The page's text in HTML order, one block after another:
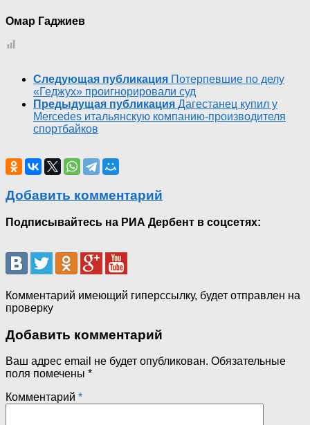
Омар Гаджиев
Следующая публикация Потерпевшие по делу
«Геджух» проигнорировали суд
Предыдущая публикация Дагестанец купил у
Mercedes итальянскую компанию-производителя
спортбайков
Добавить комментарий
Подписывайтесь на РИА Дербент в соцсетях:
Комментарий имеющий гиперссылку, будет отправлен на
проверку
Добавить комментарий
Ваш адрес email не будет опубликован. Обязательные
поля помечены *
Комментарий *